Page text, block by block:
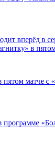
вперёд в
в
матче с